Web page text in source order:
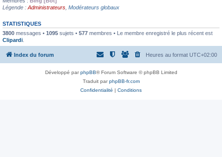
Légende : Administrateurs Modérateurs globaux
STATISTIQUES
3800 messages • 1095 sujets • 577 membres • Le membre enregistré le plus récent est
Clipardi
Index du forum Heures au format UTC+02:00
Développé parphpBB® Forum Software © phpBB Limited
Traduit parphpBB-fr.com
Confidentialité | Conditions